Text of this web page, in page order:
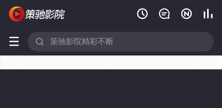
   
 